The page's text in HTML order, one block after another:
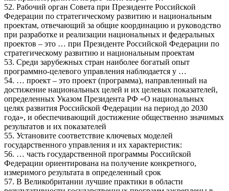
52. Рабочий орган Совета при Президенте Российской
Федерации по стратегическому развитию и национальным
проектам, отвечающий за общие координацию и руководство
при разработке и реализации национальных и федеральных
проектов – это … при Президенте Российской Федерации по
стратегическому развитию и национальным проектам
53. Среди зарубежных стран наиболее богатый опыт
программно-целевого управления наблюдается у …
54. … проект – это проект (программа), направленный на
достижение национальных целей и их целевых показателей,
определенных Указом Президента РФ «О национальных
целях развития Российской Федерации на период до 2030
года», и обеспечивающий достижение общественно значимых
результатов и их показателей
55. Установите соответствие ключевых моделей
государственного управления и их характеристик:
56. … часть государственной программы Российской
Федерации ориентирована на получение конкретного,
измеримого результата в определенный срок
57. В Великобритании лучшие практики в области